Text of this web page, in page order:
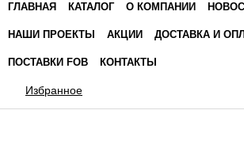
ГЛАВНАЯ КАТАЛОГ О КОМПАНИИ
НАШИ ПРОЕКТЫ АКЦИИ ДОСТАВКА И
ПОСТАВКИ FOB КОНТАКТЫ
Избранное